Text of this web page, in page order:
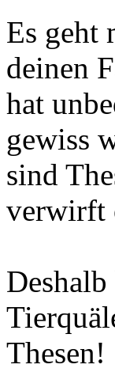
Es geht
deinen
hat
gewiss
sind
verwirft
Thesen!